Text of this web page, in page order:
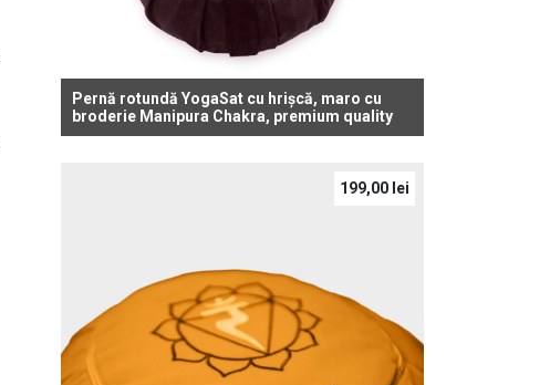
Pernă rotundă YogaSat cu hrișcă, maro cu
broderie Manipura Chakra, premium quality
199,00 lei